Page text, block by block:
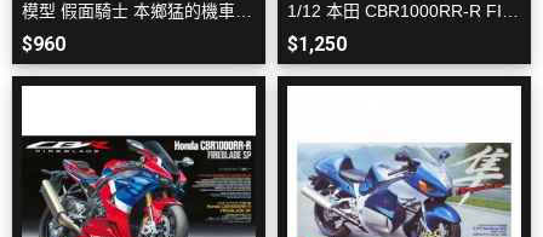
模型 假面騎士 本鄉猛的機車
鈴木GT380 B 組裝模型
$960
1/12 本田 CBR1000RR-R FIR
EBLADE SP 30th Anniversary
$1,250